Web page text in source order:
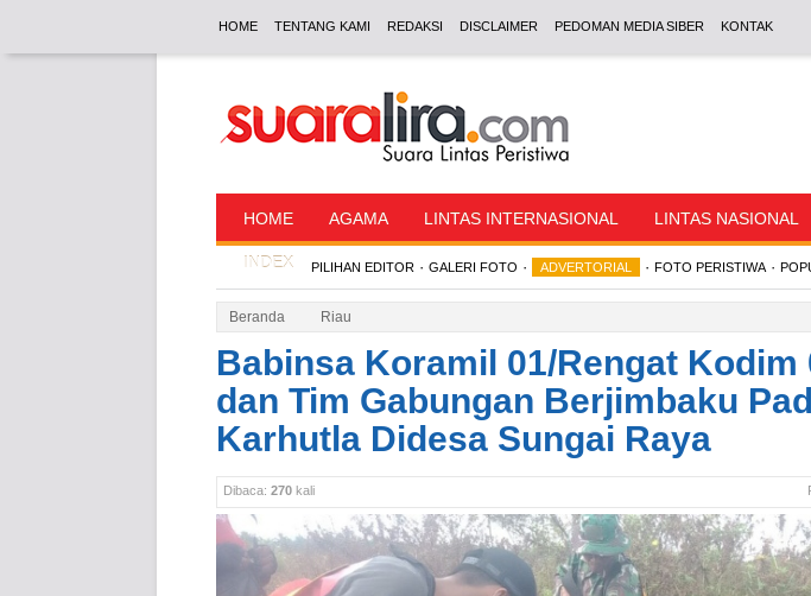
HOME TENTANG KAMI REDAKSI DISCLAIMER PEDOMAN MEDIA SIBER KONTAK
HOME AGAMA LINTAS INTERNASIONAL LINTAS NASIONAL
INDEX PILIHAN EDITOR · GALERI FOTO · ADVERTORIAL · FOTO PERISTIWA·
Beranda Riau
Babinsa Koramil 01/Rengat Kodim
dan Tim Gabungan Berjimbaku
Karhutla Didesa Sungai Raya
Dibaca: 270 kali